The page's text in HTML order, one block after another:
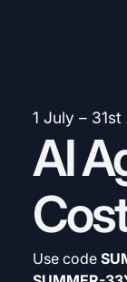
1 July –
AI
Use code